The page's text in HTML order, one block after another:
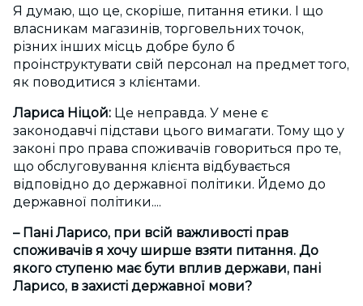
Я думаю, що це, скоріше, питання етики. І що
власникам магазинів, торговельних точок,
різних інших місць добре було б
проінструктувати свій персонал на предмет того,
як поводитися з клієнтами.
Лариса Ніцой: Це неправда. У мене є
законодавчі підстави цього вимагати. Тому що у
законі про права споживачів говориться про те,
що обслуговування клієнта відбувається
відповідно до державної політики. Йдемо до
державної політики....
– Пані Ларисо, при всій важливості прав
споживачів я хочу ширше взяти питання. До
якого ступеню має бути вплив держави, пані
Ларисо, в захисті державної мови?